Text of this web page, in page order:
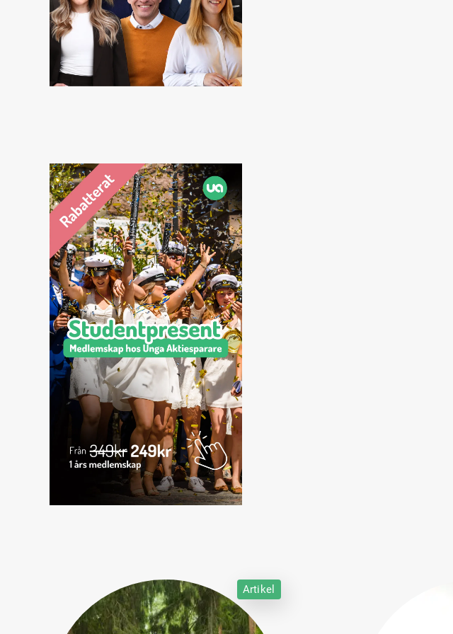
Artikel